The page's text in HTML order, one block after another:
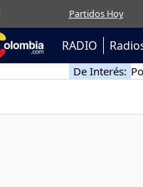
Partidos Hoy
RADIO
De Interés: